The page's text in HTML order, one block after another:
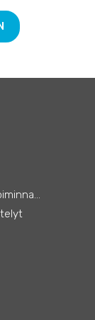
Opas – Liiketoiminnan tehostamiseen